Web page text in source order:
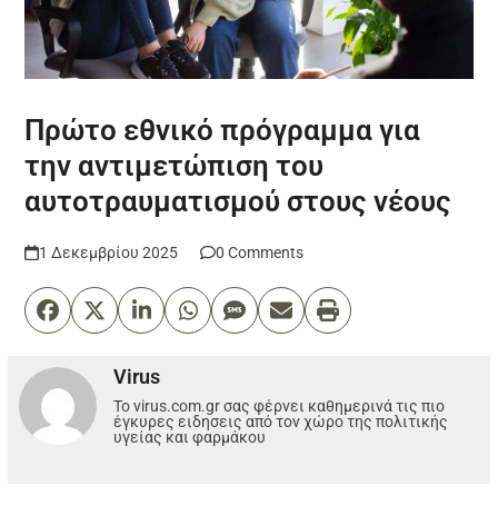
Πρώτο εθνικό πρόγραμμα για
την αντιμετώπιση του
αυτοτραυματισμού στους νέους
1 Δεκεμβρίου 2025 0 Comments
Virus
Το virus.com.gr σας φέρνει καθημερινά τις πιο
έγκυρες ειδησεις από τον χώρο της πολιτικής
υγείας και φαρμάκου